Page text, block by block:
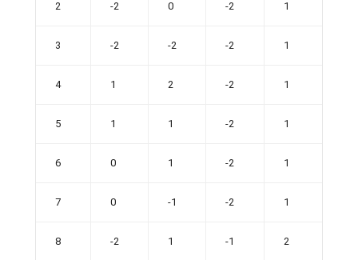
2 -2 0 -2 1
3 -2 -2 -2 1
4 1 2 -2 1
5 1 1 -2 1
6 0 1 -2 1
7 0 -1 -2 1
8 -2 1 -1 2